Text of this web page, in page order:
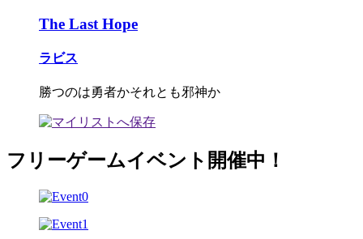
The Last Hope
ラビス
勝つのは勇者かそれとも邪神か
フリーゲームイベント開催中！